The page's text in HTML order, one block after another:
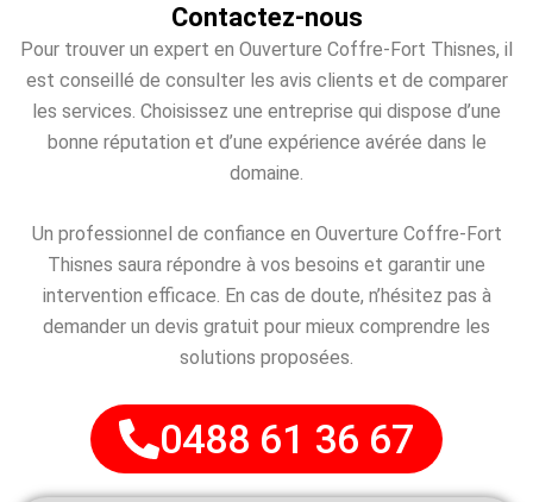
Contactez-nous
Pour trouver un expert en Ouverture Coffre-Fort Thisnes, il
est conseillé de consulter les avis clients et de comparer
les services. Choisissez une entreprise qui dispose d’une
bonne réputation et d’une expérience avérée dans le
domaine.
Un professionnel de confiance en Ouverture Coffre-Fort
Thisnes saura répondre à vos besoins et garantir une
intervention efficace. En cas de doute, n’hésitez pas à
demander un devis gratuit pour mieux comprendre les
solutions proposées.
0488 61 36 67